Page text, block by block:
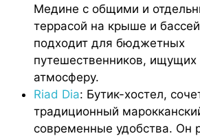
Медине с общими и
террасой на крыше и
подходит для бюджетных
путешественников, ищущих
атмосферу.
Riad Dia: Бутик-хостел,
традиционный
современные удобства. Он